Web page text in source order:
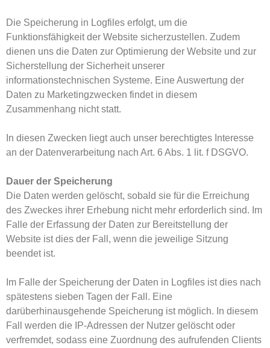
Die Speicherung in Logfiles erfolgt, um die
Funktionsfähigkeit der Website sicherzustellen. Zudem
dienen uns die Daten zur Optimierung der Website und zur
Sicherstellung der Sicherheit unserer
informationstechnischen Systeme. Eine Auswertung der
Daten zu Marketingzwecken findet in diesem
Zusammenhang nicht statt.
In diesen Zwecken liegt auch unser berechtigtes Interesse
an der Datenverarbeitung nach Art. 6 Abs. 1 lit. f DSGVO.
Dauer der Speicherung
Die Daten werden gelöscht, sobald sie für die Erreichung
des Zweckes ihrer Erhebung nicht mehr erforderlich sind. Im
Falle der Erfassung der Daten zur Bereitstellung der
Website ist dies der Fall, wenn die jeweilige Sitzung
beendet ist.
Im Falle der Speicherung der Daten in Logfiles ist dies nach
spätestens sieben Tagen der Fall. Eine
darüberhinausgehende Speicherung ist möglich. In diesem
Fall werden die IP-Adressen der Nutzer gelöscht oder
verfremdet, sodass eine Zuordnung des aufrufenden Clients